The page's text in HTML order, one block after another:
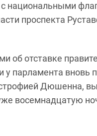
с национальными
проспекта
об отставке
парламента вновь
Дюшенна,
восемнадцатую